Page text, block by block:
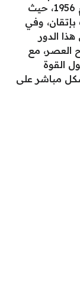
الذي تم تقديمه في السينما المصرية عام 1956، حيث
وفي
الدور
العصر، مع
القوة
مباشر على